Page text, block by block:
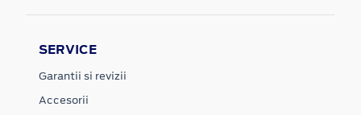
SERVICE
Garantii si revizii
Accesorii